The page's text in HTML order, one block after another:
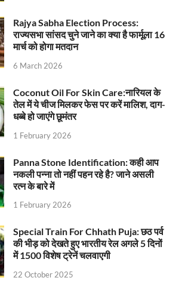
Rajya Sabha Election Process:
राज्यसभा सांसद चुने जाने का क्या है फार्मूला 16
मार्च को होगा मतदान
6 March 2026
Coconut Oil For Skin Care:नारियल के
तेल में ये चीज मिलकर फेस पर करें मालिश, दाग-
धब्बे हो जाएंगे छूमंतर
1 February 2026
Panna Stone Identification: कही आप
नकली पन्ना तो नहीं पहन रहे है? जाने असली
रत्न के बारे में
1 February 2026
Special Train For Chhath Puja: छठ पर्व
की भीड़ को देखते हुए भारतीय रेल अगले 5 दिनों
में 1500 विशेष ट्रेनें चलवाएगी
22 October 2025